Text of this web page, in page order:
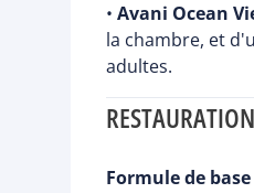
•Avani Ocean
la chambre, et
adultes.
RESTAURATION
Formule de base